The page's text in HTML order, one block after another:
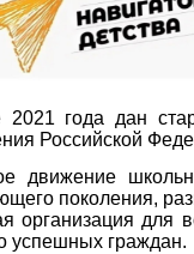
года дан
Российской
движение
поколения,
организация для
успешных граждан.